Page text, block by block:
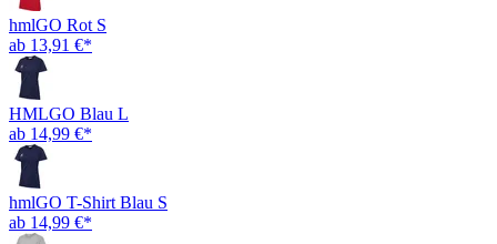
hmlGO Rot S
ab 13,91 €*
HMLGO Blau L
ab 14,99 €*
hmlGO T-Shirt Blau S
ab 14,99 €*